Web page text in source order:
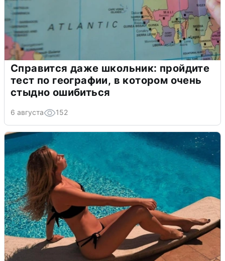
Справится даже школьник: пройдите
тест по географии, в котором очень
стыдно ошибиться
6 августа 152